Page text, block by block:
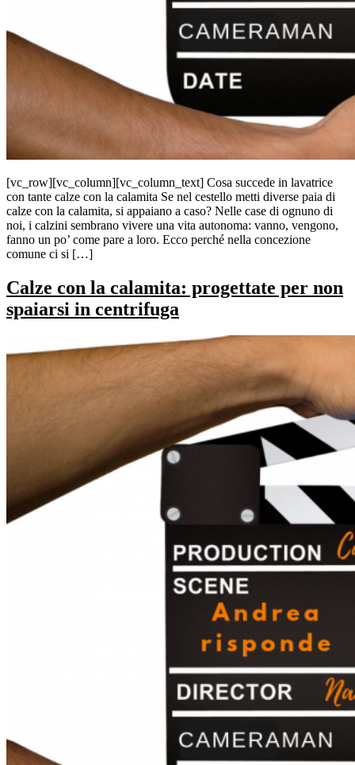
[vc_row][vc_column][vc_column_text] Cosa succede in lavatrice
con tante calze con la calamita Se nel cestello metti diverse paia di
calze con la calamita, si appaiano a caso? Nelle case di ognuno di
noi, i calzini sembrano vivere una vita autonoma: vanno, vengono,
fanno un po’ come pare a loro. Ecco perché nella concezione
comune ci si […]
Calze con la calamita: progettate per non
spaiarsi in centrifuga